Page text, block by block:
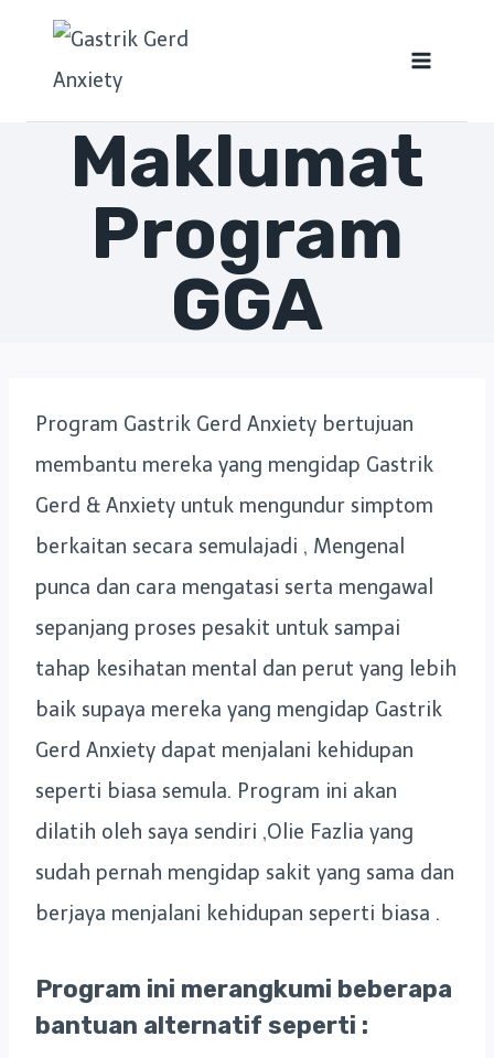
Maklumat
Program
GGA
Program Gastrik Gerd Anxiety bertujuan
membantu mereka yang mengidap Gastrik
Gerd & Anxiety untuk mengundur simptom
berkaitan secara semulajadi , Mengenal
punca dan cara mengatasi serta mengawal
sepanjang proses pesakit untuk sampai
tahap kesihatan mental dan perut yang lebih
baik supaya mereka yang mengidap Gastrik
Gerd Anxiety dapat menjalani kehidupan
seperti biasa semula. Program ini akan
dilatih oleh saya sendiri ,Olie Fazlia yang
sudah pernah mengidap sakit yang sama dan
berjaya menjalani kehidupan seperti biasa .
Program ini merangkumi beberapa
bantuan alternatif seperti :